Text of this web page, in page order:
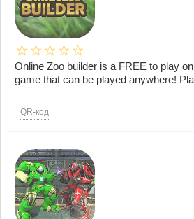
Online Zoo builder is a FREE to play
game that can be played anywhere!
QR-код